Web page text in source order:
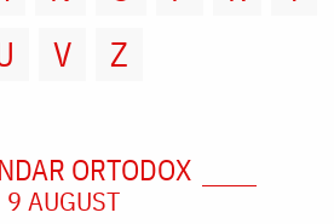
V Z
ORTODOX
9 AUGUST